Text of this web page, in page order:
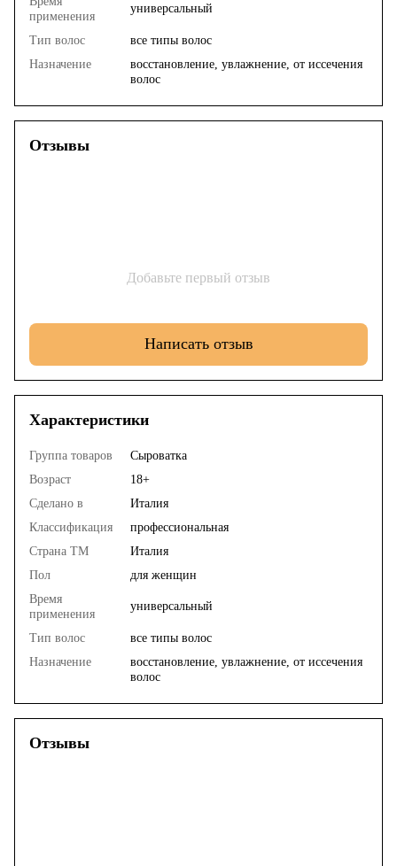
применения
универсальный
Тип волос
все типы волос
Назначение
восстановление, увлажнение, от иссечения
волос
Отзывы
Добавьте первый отзыв
Написать отзыв
Характеристики
Группа товаров
Сыроватка
Возраст
18+
Сделано в
Италия
Классификация
профессиональная
Страна ТМ
Италия
Пол
для женщин
Время
применения
универсальный
Тип волос
все типы волос
Назначение
восстановление, увлажнение, от иссечения
волос
Отзывы